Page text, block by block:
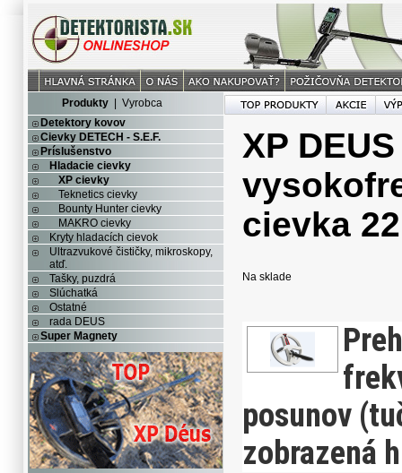
Produkty
Vyrobca
Detektory kovov
Cievky DETECH - S.E.F.
Príslušenstvo
Hladacie cievky
XP cievky
Teknetics cievky
Bounty Hunter cievky
MAKRO cievky
Kryty hladacích cievok
Ultrazvukové čističky, mikroskopy,
atď.
Tašky, puzdrá
Slúchatká
Ostatné
rada DEUS
Super Magnety
XP DEUS
cievka
Na sklade
posunov
zobrazená